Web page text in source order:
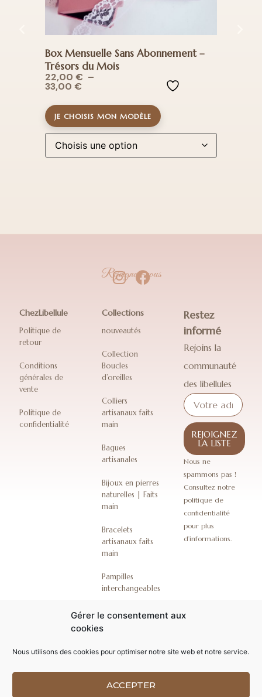
Gérer le consentement aux
cookies
Nous utilisons des cookies pour optimiser notre site web et notre service.
ACCEPTER
Box Mensuelle Sans Abonnement –
Trésors du Mois
22,00 € –
33,00 €
JE CHOISIS MON MODÈLE
Rejoignez-nous
ChezLibellule
Politique de
retour
Conditions
générales de
vente
Politique de
confidentialité
Collections
nouveautés
Collection
Boucles
d’oreilles
Colliers
artisanaux faits
main
Bagues
artisanales
Bijoux en pierres
naturelles | Faits
main
Bracelets
artisanaux faits
main
Pampilles
interchangeables
Coffrets bijoux
emballages
cadeaux
Restez
informé
Rejoins la
communauté
des libellules
REJOIGNEZ
LA LISTE
Nous ne
spammons pas !
Consultez notre
politique de
confidentialité
pour plus
d’informations.